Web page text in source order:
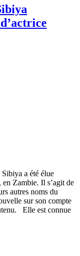
a été élue
Zambie. Il s’agit de
autres noms du
sur son compte
Elle est connue